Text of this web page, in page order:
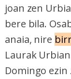
joan zen
bere bila.
anaia, nire
Laurak
Domingo